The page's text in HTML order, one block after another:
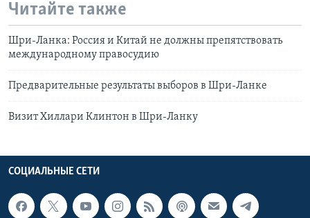
Читайте также
Шри-Ланка: Россия и Китай не должны препятствовать
международному правосудию
Предварительные результаты выборов в Шри-Ланке
Визит Хиллари Клинтон в Шри-Ланку
СОЦИАЛЬНЫЕ СЕТИ